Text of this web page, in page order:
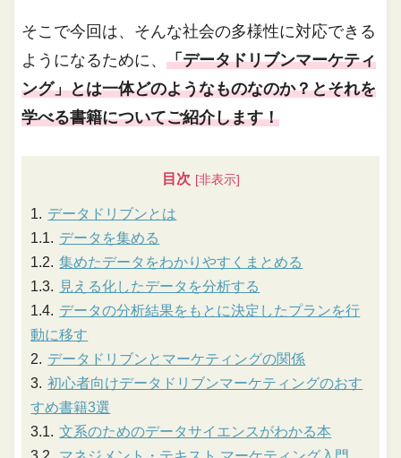
そこで今回は、そんな社会の多様性に対応できる
ようになるために、「データドリブンマーケティ
ング」とは一体どのようなものなのか？とそれを
学べる書籍についてご紹介します！
目次
データドリブンとは
データを集める
集めたデータをわかりやすくまとめる
見える化したデータを分析する
データの分析結果をもとに決定したプランを行
動に移す
データドリブンとマーケティングの関係
初心者向けデータドリブンマーケティングのおす
すめ書籍3選
文系のためのデータサイエンスがわかる本